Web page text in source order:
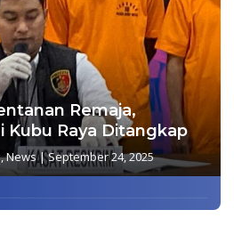
Remaja,
Kubu Raya Ditangkap
,News|September 24, 2025